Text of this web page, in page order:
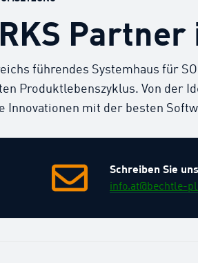
führendes Systemhaus für
Produktlebenszyklus. Von der
Innovationen mit der besten
Schreiben Sie
info.at@bechtle-